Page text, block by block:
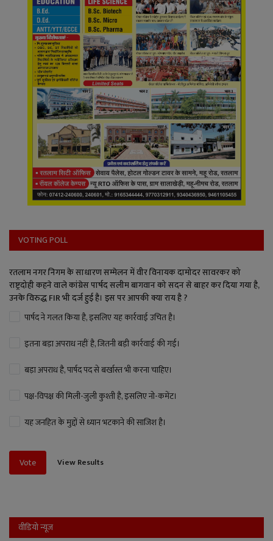
VOTING POLL
रतलाम नगर निगम के साधारण सम्मेलन में वीर विनायक दामोदर सावरकर को
राष्ट्रदोही कहने वाले कांग्रेस पार्षद सलीम बागवान को सदन से बाहर कर दिया गया है,
उनके विरुद्ध FIR भी दर्ज हुई है। इस पर आपकी क्या राय है ?
पार्षद ने गलत किया है, इसलिए यह कार्रवाई उचित है।
इतना बड़ा अपराध नहीं है, जितनी बड़ी कार्रवाई की गई।
बड़ा अपराध है, पार्षद पद से बर्खास्त भी करना चाहिए।
पक्ष-विपक्ष की मिली-जुली कुश्ती है, इसलिए नो-कमेंट।
यह जनहित के मुद्दों से ध्यान भटकाने की साजिश है।
Vote View Results
वीडियो न्यूज